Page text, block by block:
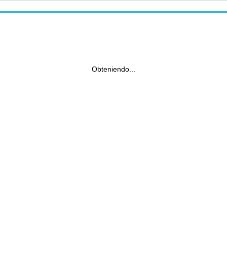
Obteniendo...